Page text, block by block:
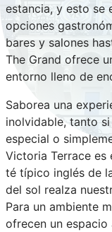
estancia, y esto se
opciones
bares y salones
The Grand ofrece
entorno lleno de
Saborea una
inolvidable, tanto
especial o
Victoria Terrace
té típico inglés de
del sol realza
Para un ambiente
ofrecen un